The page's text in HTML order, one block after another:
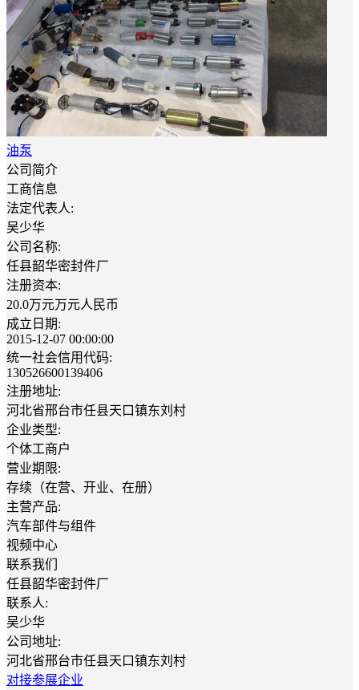
油泵
公司简介
工商信息
法定代表人:
吴少华
公司名称:
任县韶华密封件厂
注册资本:
20.0万元万元人民币
成立日期:
2015-12-07 00:00:00
统一社会信用代码:
130526600139406
注册地址:
河北省邢台市任县天口镇东刘村
企业类型:
个体工商户
营业期限:
存续（在营、开业、在册）
主营产品:
汽车部件与组件
视频中心
联系我们
任县韶华密封件厂
联系人:
吴少华
公司地址:
河北省邢台市任县天口镇东刘村
对接参展企业